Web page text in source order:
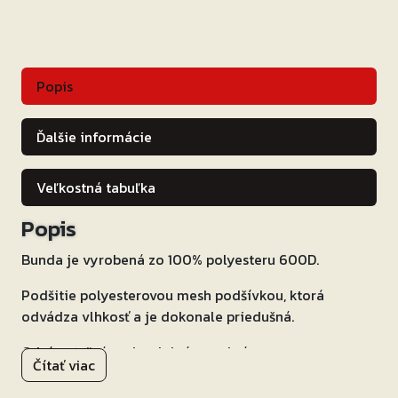
Popis
Ďalšie informácie
Veľkostná tabuľka
Popis
Bunda je vyrobená zo 100% polyesteru 600D.
Podšitie polyesterovou mesh podšívkou, ktorá
odvádza vlhkosť a je dokonale priedušná.
Odnímateľná vodeodolná membrána.
Súčasťou bundy sú homologované CE chrániče ramien
Čítať viac